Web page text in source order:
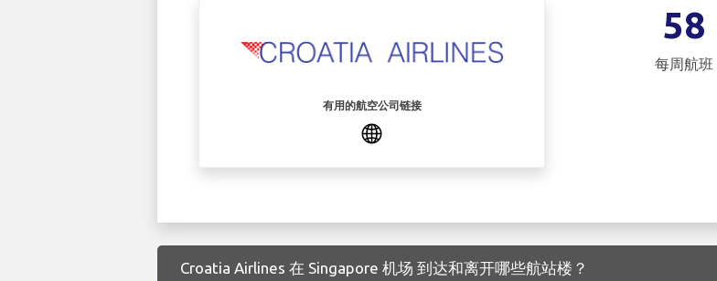
有用的航空公司链接
58
每周航班
Croatia Airlines 在 Singapore 机场 到达和离开哪些航站楼？